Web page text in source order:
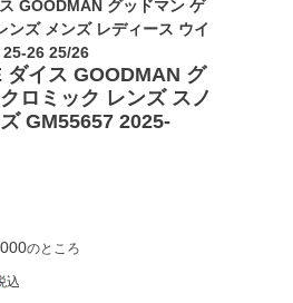
GOODMAN グッドマン ゲ
ンズ メンズ レディース ウイ
25-26 25/26
ダイス GOODMAN グ
ロミック レンズ スノ
GM55657 2025-
のところ
込